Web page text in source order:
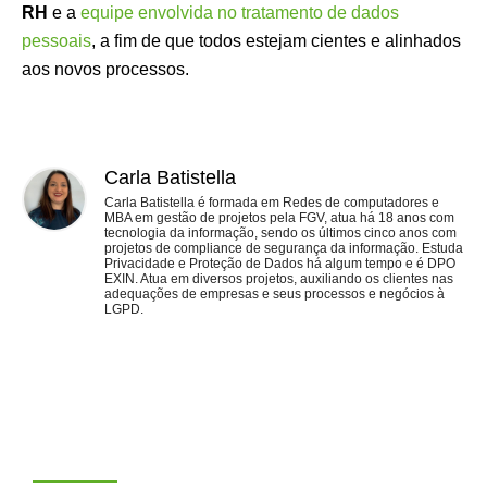
RH e a equipe envolvida no tratamento de dados
pessoais, a fim de que todos estejam cientes e alinhados
aos novos processos.
Carla Batistella
Carla Batistella é formada em Redes de computadores e
MBA em gestão de projetos pela FGV, atua há 18 anos com
tecnologia da informação, sendo os últimos cinco anos com
projetos de compliance de segurança da informação. Estuda
Privacidade e Proteção de Dados há algum tempo e é DPO
EXIN. Atua em diversos projetos, auxiliando os clientes nas
adequações de empresas e seus processos e negócios à
LGPD.